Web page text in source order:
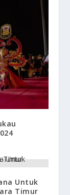
Untuk
Timur